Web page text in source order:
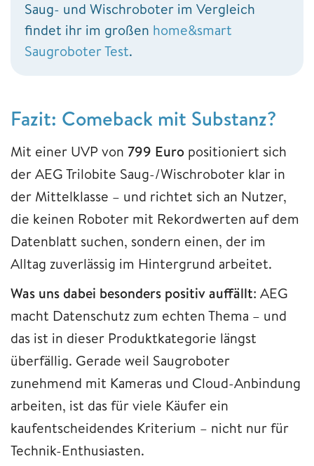
Saug- und Wischroboter im Vergleich
findet ihr im großen home&smart
Saugroboter Test.
Fazit: Comeback mit Substanz?
Mit einer UVP von 799 Euro positioniert sich
der AEG Trilobite Saug-/Wischroboter klar in
der Mittelklasse – und richtet sich an Nutzer,
die keinen Roboter mit Rekordwerten auf dem
Datenblatt suchen, sondern einen, der im
Alltag zuverlässig im Hintergrund arbeitet.
Was uns dabei besonders positiv auffällt: AEG
macht Datenschutz zum echten Thema – und
das ist in dieser Produktkategorie längst
überfällig. Gerade weil Saugroboter
zunehmend mit Kameras und Cloud-Anbindung
arbeiten, ist das für viele Käufer ein
kaufentscheidendes Kriterium – nicht nur für
Technik-Enthusiasten.